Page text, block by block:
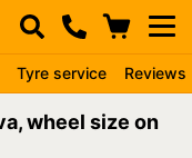
Tyre service Reviews
wheel size on